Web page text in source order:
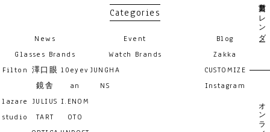
Categories
News Event
Blog
Glasses Brands
Filton 澤口眼
鏡舎
10eyev
an
lazare
studio
JULIUS
TART
I.ENOM
OTO
Watch Brands
JUNGHA
NS
Zakka
CUSTOMIZE
Instagram
営業日カレンダー
オンライン予約